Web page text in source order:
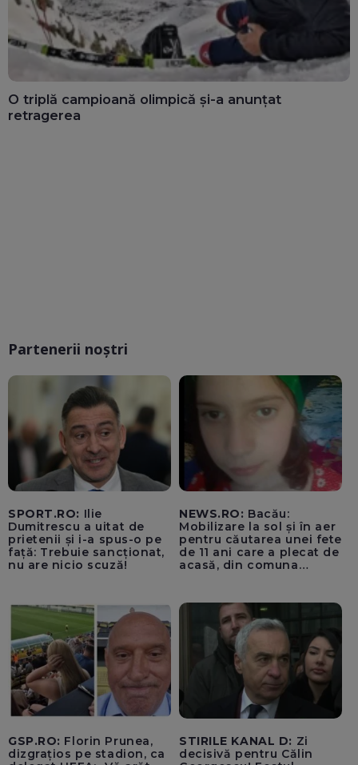
O triplă campioană olimpică și-a anunțat
retragerea
Partenerii noștri
SPORT.RO: Ilie
Dumitrescu a uitat de
prietenii și i-a spus-o pe
față: Trebuie sancționat,
nu are nicio scuză!
NEWS.RO: Bacău:
Mobilizare la sol și în aer
pentru căutarea unei fete
de 11 ani care a plecat de
acasă, din comuna
joi spre vineri, inclusiv cu
o cameră cu
termoviziune
GSP.RO: Florin Prunea,
dizgrațios pe stadion, ca
STIRILE KANAL D: Zi
decisivă pentru Călin